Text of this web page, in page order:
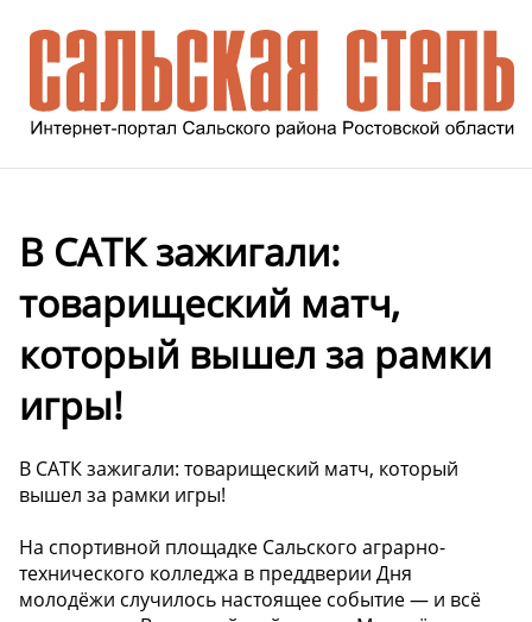
В САТК зажигали:
товарищеский матч,
который вышел за рамки
игры!
В САТК зажигали: товарищеский матч, который
вышел за рамки игры!
На спортивной площадке Сальского аграрно-
технического колледжа в преддверии Дня
молодёжи случилось настоящее событие — и всё